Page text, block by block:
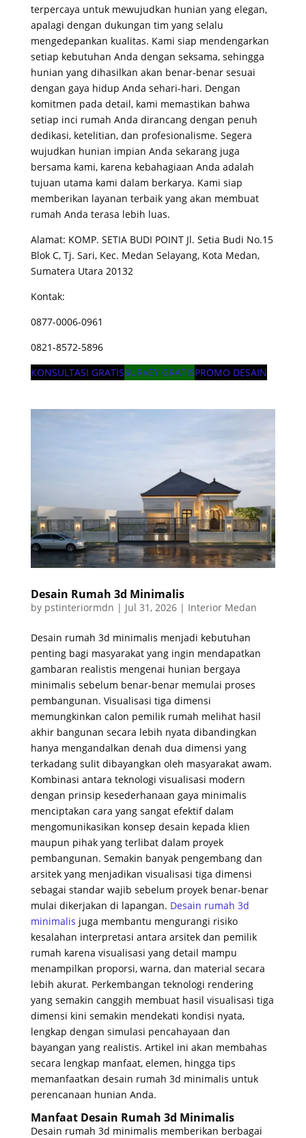
terpercaya untuk mewujudkan hunian yang elegan,
apalagi dengan dukungan tim yang selalu
mengedepankan kualitas. Kami siap mendengarkan
setiap kebutuhan Anda dengan seksama, sehingga
hunian yang dihasilkan akan benar-benar sesuai
dengan gaya hidup Anda sehari-hari. Dengan
komitmen pada detail, kami memastikan bahwa
setiap inci rumah Anda dirancang dengan penuh
dedikasi, ketelitian, dan profesionalisme. Segera
wujudkan hunian impian Anda sekarang juga
bersama kami, karena kebahagiaan Anda adalah
tujuan utama kami dalam berkarya. Kami siap
memberikan layanan terbaik yang akan membuat
rumah Anda terasa lebih luas.
Alamat: KOMP. SETIA BUDI POINT Jl. Setia Budi No.15
Blok C, Tj. Sari, Kec. Medan Selayang, Kota Medan,
Sumatera Utara 20132
Kontak:
0877-0006-0961
0821-8572-5896
KONSULTASI GRATISSURVEY GRATISPROMO DESAIN
Desain Rumah 3d Minimalis
by pstinteriormdn | Jul 31, 2026| Interior Medan
Desain rumah 3d minimalis menjadi kebutuhan
penting bagi masyarakat yang ingin mendapatkan
gambaran realistis mengenai hunian bergaya
minimalis sebelum benar-benar memulai proses
pembangunan. Visualisasi tiga dimensi
memungkinkan calon pemilik rumah melihat hasil
akhir bangunan secara lebih nyata dibandingkan
hanya mengandalkan denah dua dimensi yang
terkadang sulit dibayangkan oleh masyarakat awam.
Kombinasi antara teknologi visualisasi modern
dengan prinsip kesederhanaan gaya minimalis
menciptakan cara yang sangat efektif dalam
mengomunikasikan konsep desain kepada klien
maupun pihak yang terlibat dalam proyek
pembangunan. Semakin banyak pengembang dan
arsitek yang menjadikan visualisasi tiga dimensi
sebagai standar wajib sebelum proyek benar-benar
mulai dikerjakan di lapangan. Desain rumah 3d
minimalis juga membantu mengurangi risiko
kesalahan interpretasi antara arsitek dan pemilik
rumah karena visualisasi yang detail mampu
menampilkan proporsi, warna, dan material secara
lebih akurat. Perkembangan teknologi rendering
yang semakin canggih membuat hasil visualisasi tiga
dimensi kini semakin mendekati kondisi nyata,
lengkap dengan simulasi pencahayaan dan
bayangan yang realistis. Artikel ini akan membahas
secara lengkap manfaat, elemen, hingga tips
memanfaatkan desain rumah 3d minimalis untuk
perencanaan hunian Anda.
Manfaat Desain Rumah 3d Minimalis
Desain rumah 3d minimalis memberikan berbagai